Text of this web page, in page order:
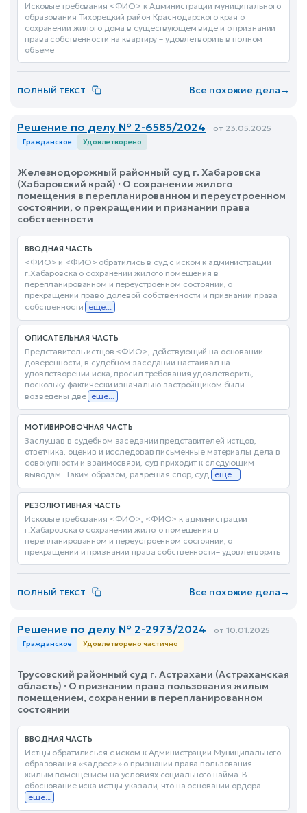
Исковые требования <ФИО> к Администрации муниципального
образования Тихорецкий район Краснодарского края о
сохранении жилого дома в существующем виде и о признании
права собственности на квартиру – удовлетворить в полном
объеме
ПОЛНЫЙ ТЕКСТ Все похожие дела→
Решение по делу № 2-6585/2024 от 23.05.2025
Гражданское Удовлетворено
Железнодорожный районный суд г. Хабаровска
(Хабаровский край) · О сохранении жилого
помещения в перепланированном и переустроенном
состоянии, о прекращении и признании права
собственности
ВВОДНАЯ ЧАСТЬ
<ФИО> и <ФИО> обратились в суд с иском к администрации
г.Хабаровска о сохранении жилого помещения в
перепланированном и переустроенном состоянии, о
прекращении право долевой собственности и признании права
собственности еще...
ОПИСАТЕЛЬНАЯ ЧАСТЬ
Представитель истцов <ФИО>, действующий на основании
доверенности, в судебном заседании настаивал на
удовлетворении иска, просил требования удовлетворить,
поскольку фактически изначально застройщиком были
возведены две еще...
МОТИВИРОВОЧНАЯ ЧАСТЬ
Заслушав в судебном заседании представителей истцов,
ответчика, оценив и исследовав письменные материалы дела в
совокупности и взаимосвязи, суд приходит к следующим
выводам. Таким образом, разрешая спор, суд еще...
РЕЗОЛЮТИВНАЯ ЧАСТЬ
Исковые требования <ФИО>, <ФИО> к администрации
г.Хабаровска о сохранении жилого помещения в
перепланированном и переустроенном состоянии, о
прекращении и признании права собственности– удовлетворить
ПОЛНЫЙ ТЕКСТ Все похожие дела→
Решение по делу № 2-2973/2024 от 10.01.2025
Гражданское Удовлетворено частично
Трусовский районный суд г. Астрахани (Астраханская
область) · О признании права пользования жилым
помещением, сохранении в перепланированном
состоянии
ВВОДНАЯ ЧАСТЬ
Истцы обратилисься с иском к Администрации Муниципального
образования «<адрес>» о признании права пользования
жилым помещением на условиях социального найма. В
обоснование иска истцы указали, что на основании ордера
еще...